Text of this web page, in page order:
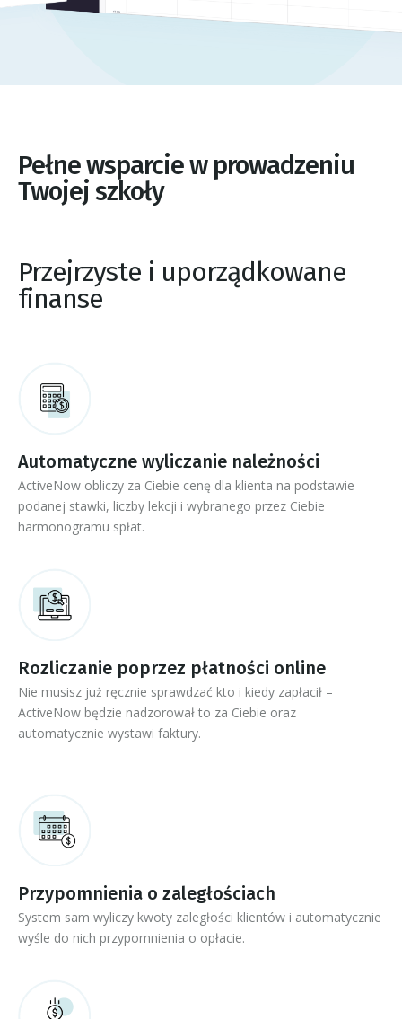
Pełne wsparcie w prowadzeniu
Twojej szkoły
Przejrzyste i uporządkowane
finanse
Automatyczne wyliczanie należności​
ActiveNow obliczy za Ciebie cenę dla klienta na podstawie
podanej stawki, liczby lekcji i wybranego przez Ciebie
harmonogramu spłat.
Rozliczanie poprzez płatności online
Nie musisz już ręcznie sprawdzać kto i kiedy zapłacił –
ActiveNow będzie nadzorował to za Ciebie oraz
automatycznie wystawi faktury.
Przypomnienia o zaległościach
System sam wyliczy kwoty zaległości klientów i automatycznie
wyśle do nich przypomnienia o opłacie.